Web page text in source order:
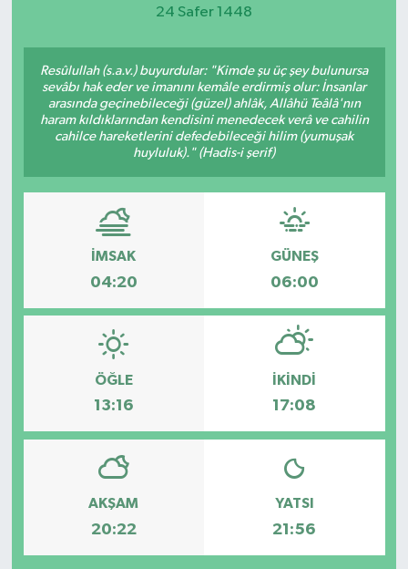
24 Safer 1448
Resûlullah (s.a.v.) buyurdular: "Kimde şu üç şey bulunursa
sevâbı hak eder ve imanını kemâle erdirmiş olur: İnsanlar
arasında geçinebileceği (güzel) ahlâk, Allâhü Teâlâ'nın
haram kıldıklarından kendisini menedecek verâ ve cahilin
cahilce hareketlerini defedebileceği hilim (yumuşak
huyluluk)." (Hadis-i şerif)
İMSAK
04:20
GÜNEŞ
06:00
ÖĞLE
13:16
İKINDI
17:08
AKŞAM
20:22
YATSI
21:56
Etkinlikler